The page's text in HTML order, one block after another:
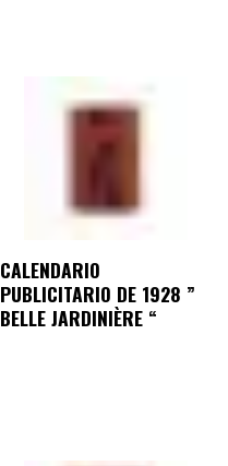
CALENDARIO
PUBLICITARIO DE 1928 ”
BELLE JARDINIÈRE “